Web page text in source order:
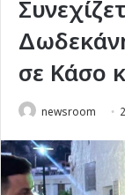
σε Κάσο
newsroom